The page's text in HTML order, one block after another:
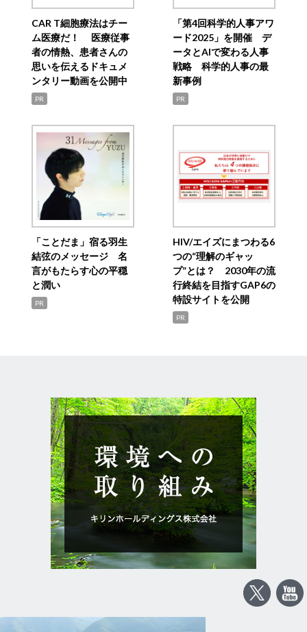
CAR T細胞療法はチー
ム医療だ！ 医療従事
者の情熱、患者さんの
思いを伝えるドキュメ
ンタリー動画を公開中
PR
「第4回科学的人事アワ
ード2025」を開催 デ
ータとAIで変わる人事
戦略 科学的人事の最
新事例
PR
「ことだま」宿る羽生
結弦のメッセージ 名
言がもたらす心の平穏
と潤い
PR
HIV/エイズにまつわる6
つの“理解のギャッ
プ”とは？ 2030年の流
行終結を目指すGAP6の
特設サイトを公開
PR